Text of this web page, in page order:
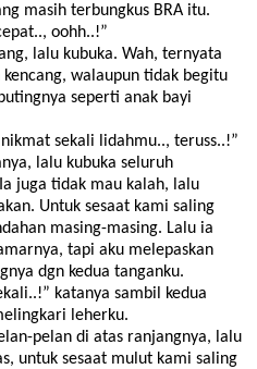
masih terbungkus BRA itu.
oohh..!”
lalu kubuka. Wah, ternyata
walaupun tidak begitu
seperti anak bayi
sekali lidahmu.., teruss..!”
lalu kubuka seluruh
juga tidak mau kalah, lalu
Untuk sesaat kami saling
masing-masing. Lalu ia
tapi aku melepaskan
dgn kedua tanganku.
katanya sambil kedua
leherku.
pelan di atas ranjangnya, lalu
untuk sesaat mulut kami saling